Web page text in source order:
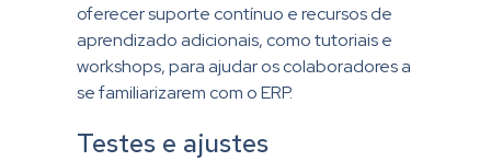
oferecer suporte contínuo e recursos de
aprendizado adicionais, como tutoriais e
workshops, para ajudar os colaboradores a
se familiarizarem com o ERP.
Testes e ajustes